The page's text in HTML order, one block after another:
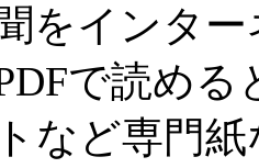
をインタ
で読め
など専門